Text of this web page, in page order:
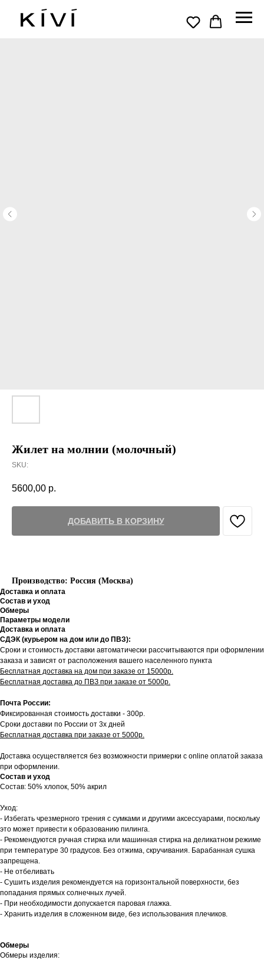
Жилет на молнии (молочный)
SKU:
5600,00 р.
ДОБАВИТЬ В КОРЗИНУ
Производство: Россия (Москва)
Доставка и оплата
Состав и уход
Обмеры
Параметры модели
Доставка и оплата
СДЭК (курьером на дом или до ПВЗ):
Сроки и стоимость доставки автоматически рассчитываются при оформлении
заказа и зависят от расположения вашего населенного пункта
Бесплатная доставка на дом при заказе от 15000р.
Бесплатная доставка до ПВЗ при заказе от 5000р.
Почта России:
Фиксированная стоимость доставки - 300р.
Сроки доставки по России от 3х дней
Бесплатная доставка при заказе от 5000р.
Доставка осуществляется без возможности примерки с online оплатой заказа
при оформлении.
Состав и уход
Состав: 50% хлопок, 50% акрил
Уход:
- Избегать чрезмерного трения с сумками и другими аксессуарами, поскольку
это может привести к образованию пилинга.
- Рекомендуются ручная стирка или машинная стирка на деликатном режиме
при температуре 30 градусов. Без отжима, скручивания. Барабанная сушка
запрещена.
- Не отбеливать
- Сушить изделия рекомендуется на горизонтальной поверхности, без
попадания прямых солнечных лучей.
- При необходимости допускается паровая глажка.
- Хранить изделия в сложенном виде, без использования плечиков.
Обмеры
Обмеры изделия: